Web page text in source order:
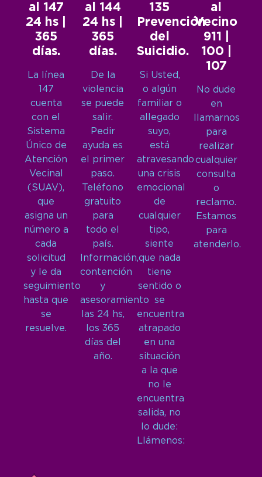
al 147
24 hs |
365
días.
La línea
147
cuenta
con el
Sistema
Único de
Atención
Vecinal
(SUAV),
que
asigna un
número a
cada
solicitud
y le da
seguimiento
hasta que
se
resuelve.
al 144
24 hs |
365
días.
De la
violencia
se puede
salir.
Pedir
ayuda es
el primer
paso.
Teléfono
gratuito
para
todo el
país.
Información,
contención
y
asesoramiento
las 24 hs,
los 365
días del
año.
135
Prevención
del
Suicidio.
Si Usted,
o algún
familiar o
allegado
suyo,
está
atravesando
una crisis
emocional
de
cualquier
tipo,
siente
que nada
tiene
sentido o
se
encuentra
atrapado
en una
situación
a la que
no le
encuentra
salida, no
lo dude:
Llámenos:
al
Vecino
911 |
100 |
107
No dude
en
llamarnos
para
realizar
cualquier
consulta
o
reclamo.
Estamos
para
atenderlo.